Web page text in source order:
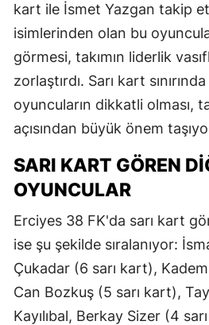
kart ile İsmet Yazgan takip
isimlerinden olan bu
görmesi, takımın liderlik
zorlaştırdı. Sarı kart
oyuncuların dikkatli olması,
açısından büyük önem
SARI KART GÖREN
OYUNCULAR
Erciyes 38 FK'da sarı kart
ise şu şekilde sıralanıyor:
Çukadar (6 sarı kart),
Can Bozkuş (5 sarı kart),
Kayılıbal, Berkay Sizer (4